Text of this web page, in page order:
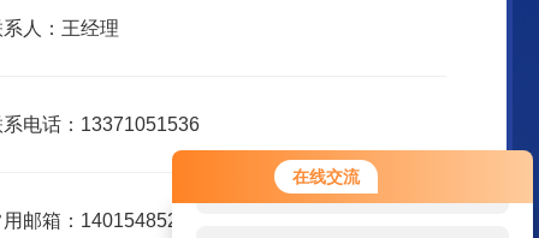
在线交流
您好！欢迎前来咨询，很高兴为您
服务，请问您要咨询什么问题呢？
系人：王经理
系电话：13371051536
邮箱：1401548526@qq.com